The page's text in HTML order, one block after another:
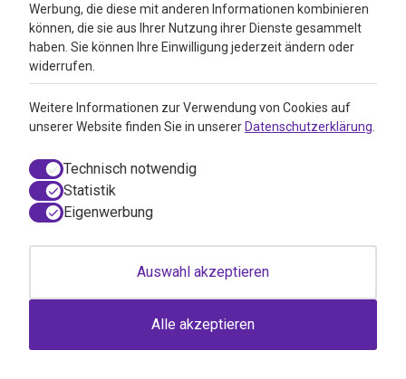
Keltisches Meersalz
Folsäuremangel
Vitamunda Darmdetox
Kundendienst
Impressum
Search results
Werbung, die diese mit anderen Informationen kombinieren
können, die sie aus Ihrer Nutzung ihrer Dienste gesammelt
haben. Sie können Ihre Einwilligung jederzeit ändern oder
widerrufen.
Weitere Informationen zur Verwendung von Cookies auf
unserer Website finden Sie in unserer Datenschutzerklärung
Technisch notwendig
Statistik
Eigenwerbung
Auswahl akzeptieren
Alle akzeptieren